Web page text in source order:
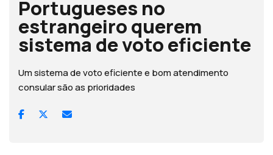
Portugueses no
estrangeiro querem
sistema de voto eficiente
Um sistema de voto eficiente e bom atendimento
consular são as prioridades